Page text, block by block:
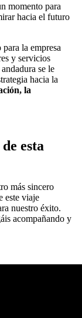
momento para
hacia el futuro
la empresa
y servicios
se le
hacia la
la
esta
más sincero
este viaje
nuestro éxito.
acompañando y